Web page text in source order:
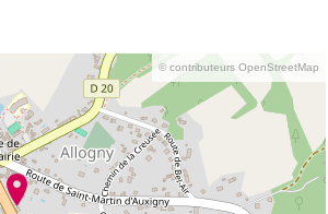
© contributeurs OpenStreetMap